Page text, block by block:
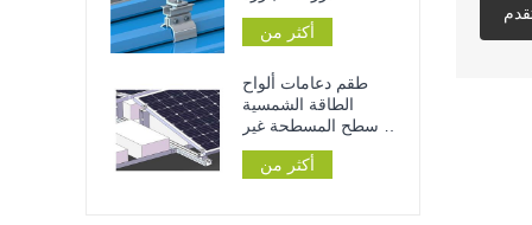
لتركيب الألواح
الشمسية على الأسطح
أكثر من
طقم دعامات ألواح
الطاقة الشمسية
للأسطح المسطحة غير
المخترقة
أكثر من